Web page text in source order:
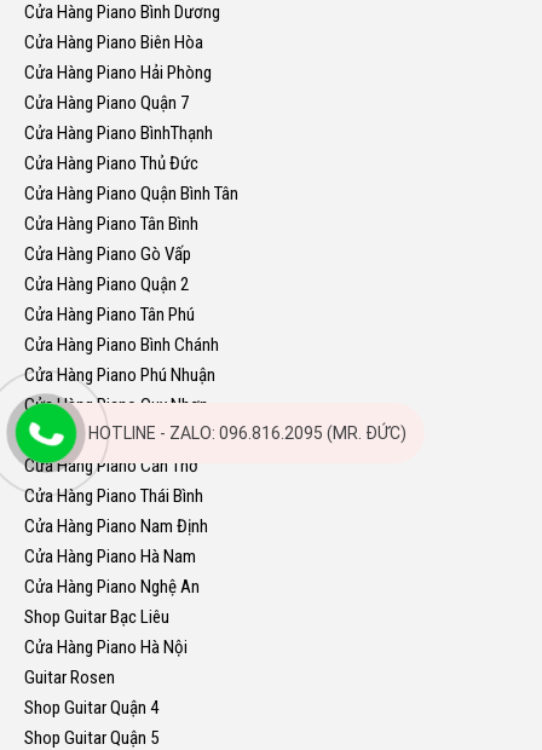
Cửa Hàng Piano Bình Dương
Cửa Hàng Piano Biên Hòa
Cửa Hàng Piano Hải Phòng
Cửa Hàng Piano Quận 7
Cửa Hàng Piano BìnhThạnh
Cửa Hàng Piano Thủ Đức
Cửa Hàng Piano Quận Bình Tân
Cửa Hàng Piano Tân Bình
Cửa Hàng Piano Gò Vấp
Cửa Hàng Piano Quận 2
Cửa Hàng Piano Tân Phú
Cửa Hàng Piano Bình Chánh
Cửa Hàng Piano Phú Nhuận
Cửa Hàng Piano Quy Nhơn
Cửa Hàng Piano Nha Trang
Cửa Hàng Piano Cần Thơ
Cửa Hàng Piano Thái Bình
Cửa Hàng Piano Nam Định
Cửa Hàng Piano Hà Nam
Cửa Hàng Piano Nghệ An
Shop Guitar Bạc Liêu
Cửa Hàng Piano Hà Nội
Guitar Rosen
Shop Guitar Quận 4
Shop Guitar Quận 5
HOTLINE - ZALO: 096.816.2095 (MR. ĐỨC)